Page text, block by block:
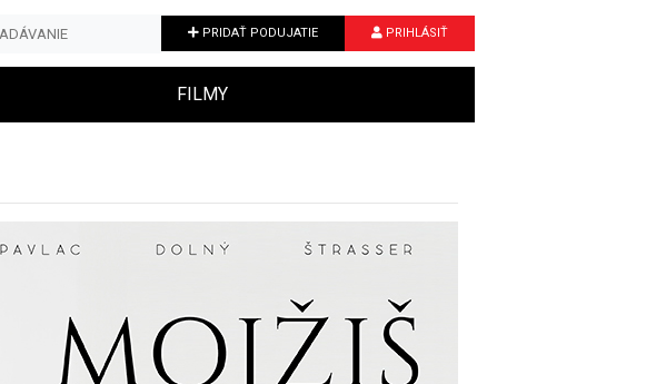
PRIDAŤ PODUJATIE PRIHLÁSIŤ
FILMY